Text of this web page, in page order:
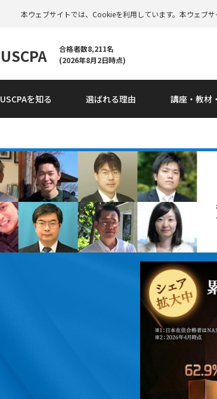
本ウェブサイトでは、Cookieを利用しています。本ウェブサ
USCPA
合格者数8,211名
(2026年8月2日時点)
USCPAを知る 選ばれる理由 講座・教材